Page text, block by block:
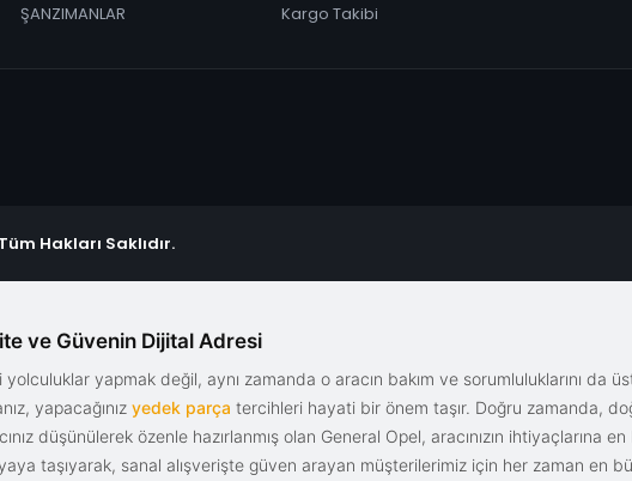
ŞANZIMANLAR
Kargo Takibi
Hakları Saklıdır.
ve Güvenin Dijital Adresi
yapmak değil, aynı zamanda o aracın bakım ve sorumluluklarını da
yapacağınız yedek parça tercihleri hayati bir önem taşır. Doğru zamanda,
düşünülerek özenle hazırlanmış olan General Opel, aracınızın ihtiyaçlarına
taşıyarak, sanal alışverişte güven arayan müşterilerimiz için her zaman en